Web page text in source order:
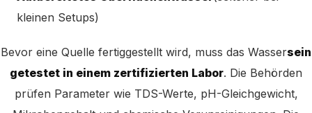
kleinen Setups)
Bevor eine Quelle fertiggestellt wird, muss das Wassersein
getestet in einem zertifizierten Labor. Die Behörden
prüfen Parameter wie TDS-Werte, pH-Gleichgewicht,